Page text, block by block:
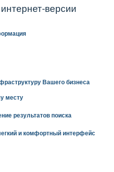
версии
Вашего бизнеса
месту
результатов поиска
и комфортный интерфейс